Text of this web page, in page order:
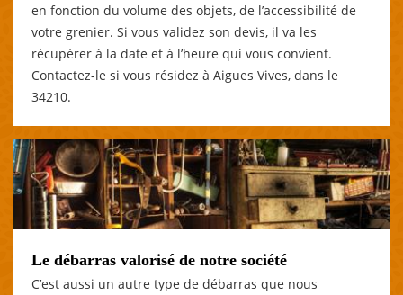
en fonction du volume des objets, de l’accessibilité de
votre grenier. Si vous validez son devis, il va les
récupérer à la date et à l’heure qui vous convient.
Contactez-le si vous résidez à Aigues Vives, dans le
34210.
Le débarras valorisé de notre société
C’est aussi un autre type de débarras que nous